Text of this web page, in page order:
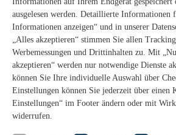
Abdichtungen
Fliesenkleber
Fugenmörtel
Fugendichtstoffe
Montagekleber
Natursteinverlegung
Bodenbelags- und
Wandspachtelmassen
Zubehör
PANDOMO®
ausgelesen werden. Detaillierte Informationen
Informationen anzeigen“ und in unserer
„Alles akzeptieren“ stimmen Sie allen
Werbemessungen und Drittinhalten zu. Mit
akzeptieren“ werden nur notwendige Dienste
können Sie Ihre individuelle Auswahl über
Einstellungen können Sie jederzeit über einen
Einstellungen“ im Footer ändern oder mit
widerrufen.